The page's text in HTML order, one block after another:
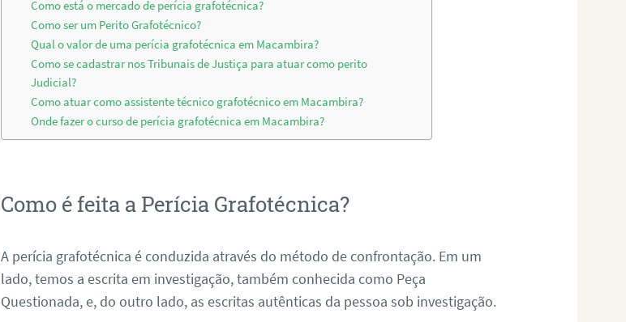
Como está o mercado de perícia grafotécnica?
Como ser um Perito Grafotécnico?
Qual o valor de uma perícia grafotécnica em Macambira?
Como se cadastrar nos Tribunais de Justiça para atuar como perito
Judicial?
Como atuar como assistente técnico grafotécnico em Macambira?
Onde fazer o curso de perícia grafotécnica em Macambira?
Como é feita a Perícia Grafotécnica?
A perícia grafotécnica é conduzida através do método de confrontação. Em um
lado, temos a escrita em investigação, também conhecida como Peça
Questionada, e, do outro lado, as escritas autênticas da pessoa sob investigação.